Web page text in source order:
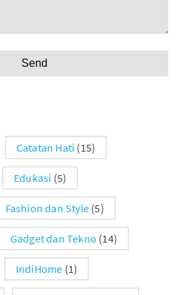
Catatan Hati (15)
Edukasi (5)
Fashion dan Style (5)
Gadget dan Tekno (14)
IndiHome (1)